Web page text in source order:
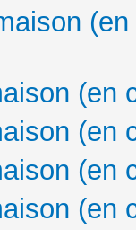
(en
(en
(en
(en